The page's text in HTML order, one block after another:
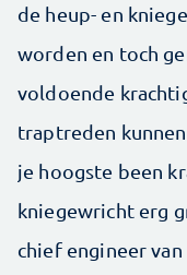
de heup- en
worden en toch
voldoende
traptreden
je hoogste been
kniegewricht erg
chief engineer